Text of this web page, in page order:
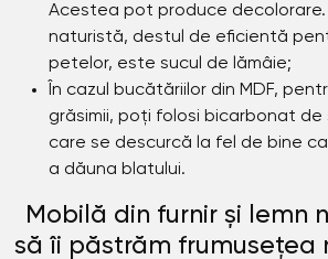
Acestea pot produce
naturistă, destul de eficientă
petelor, este sucul de lămâie;
În cazul bucătăriilor din MDF,
grăsimii, poți folosi bicarbonat
care se descurcă la fel de bine
a dăuna blatului.
Mobilă din furnir și lemn
să îi păstrăm frumusețea